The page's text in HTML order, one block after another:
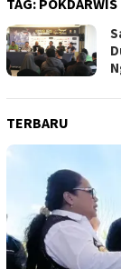
TAG:
TERBARU